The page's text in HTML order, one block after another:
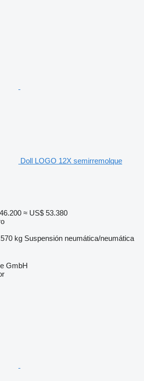
Doll LOGO 12X semirremolque
≈ US$ 53.380
kg Suspensión neumática/neumática
GmbH